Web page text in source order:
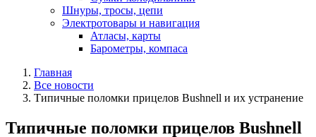
Шнуры, тросы, цепи
Электротовары и навигация
Атласы, карты
Барометры, компаса
Главная
Все новости
Типичные поломки прицелов Bushnell и их устранение
Типичные поломки прицелов Bushnell